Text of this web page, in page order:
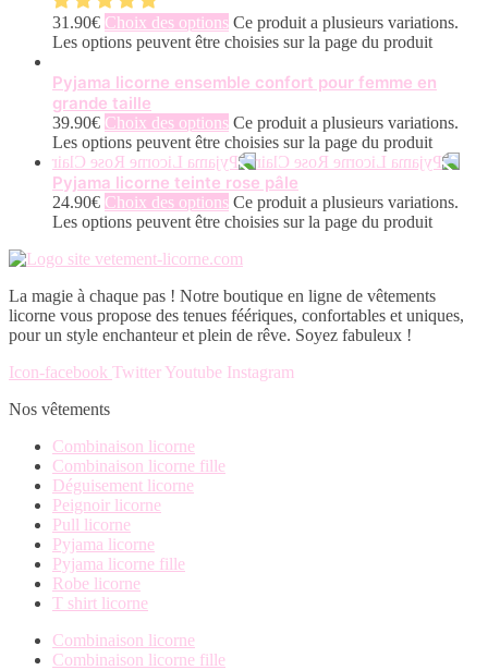
31.90€ Choix des options Ce produit a plusieurs variations.
Les options peuvent être choisies sur la page du produit
Pyjama licorne ensemble confort pour femme en
grande taille
39.90€ Choix des options Ce produit a plusieurs variations.
Les options peuvent être choisies sur la page du produit
Pyjama licorne teinte rose pâle
24.90€ Choix des options Ce produit a plusieurs variations.
Les options peuvent être choisies sur la page du produit
La magie à chaque pas ! Notre boutique en ligne de vêtements
licorne vous propose des tenues féériques, confortables et uniques,
pour un style enchanteur et plein de rêve. Soyez fabuleux !
Icon-facebook Twitter Youtube Instagram
Nos vêtements
Combinaison licorne
Combinaison licorne fille
Déguisement licorne
Peignoir licorne
Pull licorne
Pyjama licorne
Pyjama licorne fille
Robe licorne
T shirt licorne
Combinaison licorne
Combinaison licorne fille